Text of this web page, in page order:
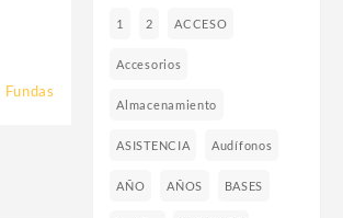
Fundas
1 2 ACCESO
Accesorios
Almacenamiento
ASISTENCIA Audífonos
AÑO AÑOS BASES